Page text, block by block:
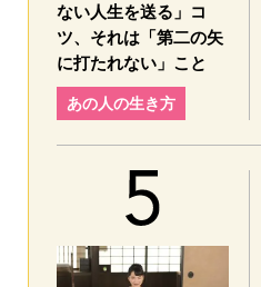
ない人生を送る」コ
ツ、それは「第二の矢
に打たれない」こと
あの人の生き方